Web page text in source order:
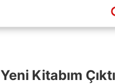
Yeni Kitabım Çıktı